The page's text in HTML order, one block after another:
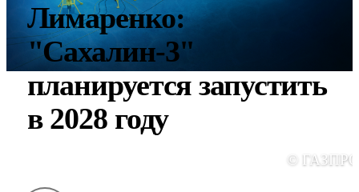
Лимаренко:
"Сахалин-3"
планируется запустить
в 2028 году
©